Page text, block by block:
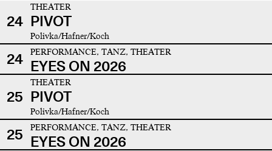
24
THEATER
PIVOT
Polivka/Hafner/Koch
24 PERFORMANCE, TANZ, THEATER
EYES ON 2026
25
THEATER
PIVOT
Polivka/Hafner/Koch
25 PERFORMANCE, TANZ, THEATER
EYES ON 2026